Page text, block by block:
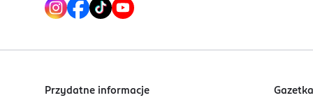
Przydatne informacje Gazetka